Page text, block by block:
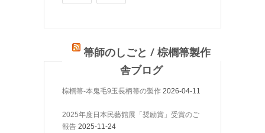
箒師のしごと / 棕櫚箒製作
舎ブログ
棕櫚箒-本鬼毛9玉長柄箒の製作 2026-04-11
2025年度日本民藝館展「奨励賞」受賞のご
報告 2025-11-24